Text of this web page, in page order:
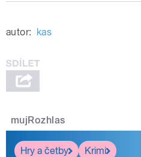
autor: kas
mujRozhlas
Hry a četby
Krimi